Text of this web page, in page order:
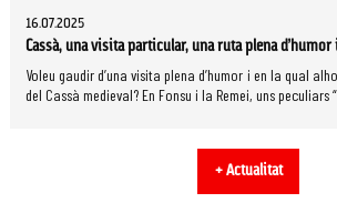
16.07.2025
Cassà, una visita particular, una ruta plena d’humor
Voleu gaudir d’una visita plena d’humor i en la qual
del Cassà medieval? En Fonsu i la Remei, uns peculiars
+ Actualitat